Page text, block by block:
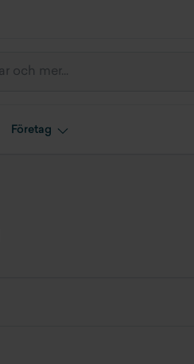
Företag